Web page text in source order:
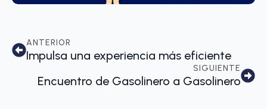
ANTERIOR
Impulsa una experiencia más eficiente
SIGUIENTE
Encuentro de Gasolinero a Gasolinero